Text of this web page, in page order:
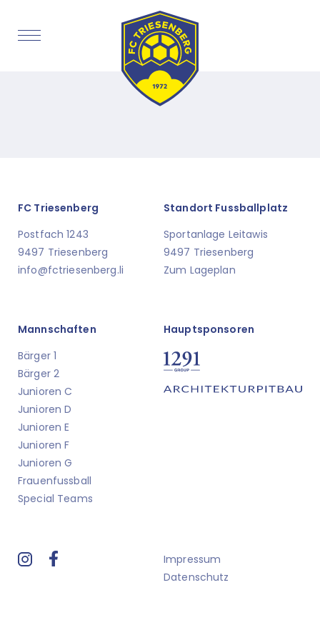
FC Triesenberg
Postfach 1243
9497 Triesenberg
info@fctriesenberg.li
Standort Fussballplatz
Sportanlage Leitawis
9497 Triesenberg
Zum Lageplan
Mannschaften
Bärger 1
Bärger 2
Junioren C
Junioren D
Junioren E
Junioren F
Junioren G
Frauenfussball
Special Teams
Hauptsponsoren
Impressum
Datenschutz